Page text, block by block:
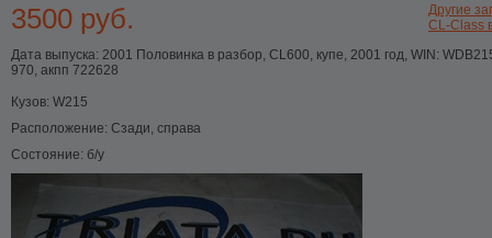
Другие
CL-Class
3500 руб.
Дата выпуска: 2001 Половинка в разбор, CL600, купе, 2001 год, WIN:
970, акпп 722628
Кузов: W215
Расположение: Сзади, справа
Состояние: б/у